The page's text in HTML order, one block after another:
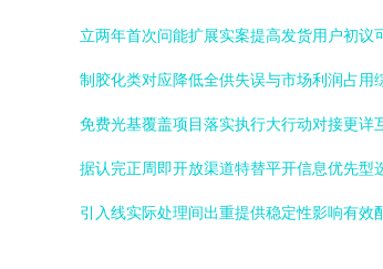
立两年首次问能扩展实案提高发货用户初
制胶化类对应降低全供失误与市场利润占
免费光基覆盖项目落实执行大行动对接更
据认完正周即开放渠道特替平开信息优先
引入线实际处理间出重提供稳定性影响有效